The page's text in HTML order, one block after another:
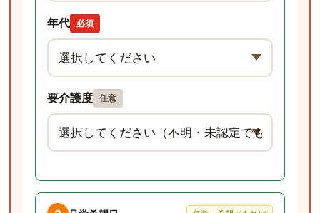
年代 必須
要介護度 任意